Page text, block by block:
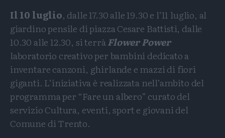
Il 10 luglio, dalle 17.30 alle 19.30 e l’11 luglio, al
giardino pensile di piazza Cesare Battisti, dalle
10.30 alle 12.30, si terràFlower Power
laboratorio creativo per bambini dedicato a
inventare canzoni, ghirlande e mazzi di fiori
giganti. L’iniziativa è realizzata nell’ambito del
programma per “Fare un albero” curato del
servizio Cultura, eventi, sport e giovani del
Comune di Trento.